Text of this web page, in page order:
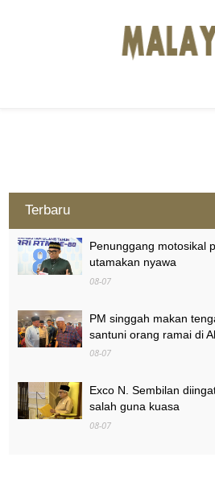
Terbaru
Penunggang motosikal
utamakan nyawa
08-07
PM singgah makan
santuni orang ramai di
08-07
Exco N. Sembilan
salah guna kuasa
08-07